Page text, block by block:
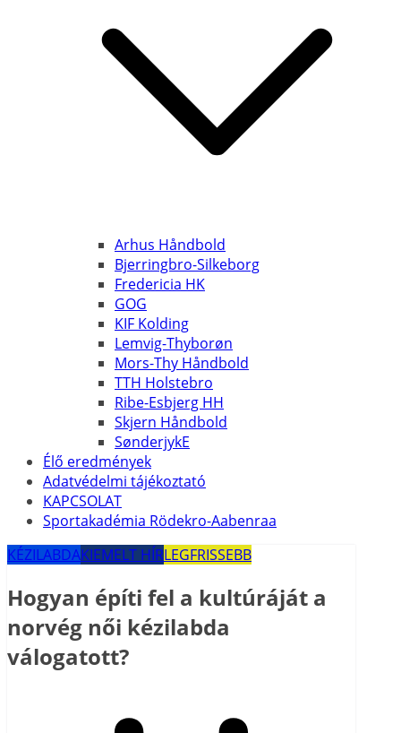
Arhus Håndbold
Bjerringbro-Silkeborg
Fredericia HK
GOG
KIF Kolding
Lemvig-Thyborøn
Mors-Thy Håndbold
TTH Holstebro
Ribe-Esbjerg HH
Skjern Håndbold
SønderjykE
Élő eredmények
Adatvédelmi tájékoztató
KAPCSOLAT
Sportakadémia Rödekro-Aabenraa
KÉZILABDAKIEMELT HÍRLEGFRISSEBB
Hogyan építi fel a kultúráját a
norvég női kézilabda
válogatott?